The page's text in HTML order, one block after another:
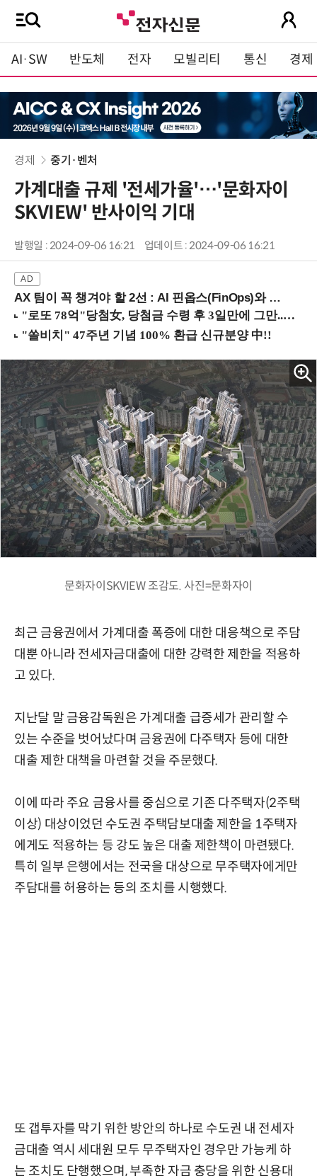
AI·SW 반도체 전자 모빌리티 통신 경제
경제 중기·벤처
가계대출 규제 '전세가율'…'문화자이
SKVIEW' 반사이익 기대
발행일 : 2024-09-06 16:21 업데이트 : 2024-09-06 16:21
AX 팀이 꼭 챙겨야 할 2선 : AI 핀옵스(FinOps)와 토큰 거버넌스 (8/21 잠실역)
문화자이SKVIEW 조감도. 사진=문화자이
최근 금융권에서 가계대출 폭증에 대한 대응책으로 주담
대뿐 아니라 전세자금대출에 대한 강력한 제한을 적용하
고 있다.
지난달 말 금융감독원은 가계대출 급증세가 관리할 수
있는 수준을 벗어났다며 금융권에 다주택자 등에 대한
대출 제한 대책을 마련할 것을 주문했다.
이에 따라 주요 금융사를 중심으로 기존 다주택자(2주택
이상) 대상이었던 수도권 주택담보대출 제한을 1주택자
에게도 적용하는 등 강도 높은 대출 제한책이 마련됐다.
특히 일부 은행에서는 전국을 대상으로 무주택자에게만
주담대를 허용하는 등의 조치를 시행했다.
또 갭투자를 막기 위한 방안의 하나로 수도권 내 전세자
금대출 역시 세대원 모두 무주택자인 경우만 가능케 하
는 조치도 단행했으며, 부족한 자금 충당을 위한 신용대